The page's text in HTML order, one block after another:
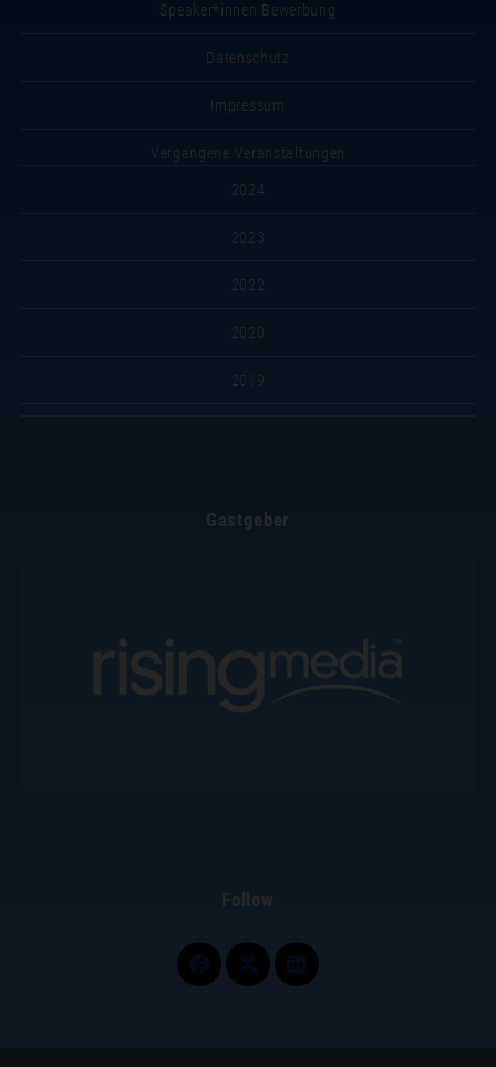
Speaker*innen Bewerbung
Datenschutz
Impressum
Vergangene Veranstaltungen
2024
2023
2022
2020
2019
Gastgeber
Follow